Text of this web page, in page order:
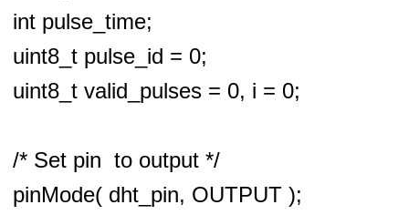
int pulse_time;
uint8_t pulse_id = 0;
uint8_t valid_pulses = 0, i = 0;
/* Set pin to output */
pinMode( dht_pin, OUTPUT );